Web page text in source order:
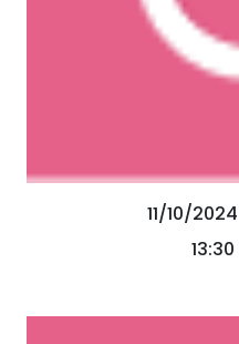
11/10/